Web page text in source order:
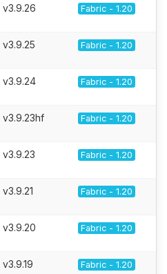
v3.9.26 Fabric - 1.20
v3.9.25 Fabric - 1.20
v3.9.24 Fabric - 1.20
v3.9.23hf Fabric - 1.20
v3.9.23 Fabric - 1.20
Fabric - 1.20
v3.9.20 Fabric - 1.20
Fabric - 1.20